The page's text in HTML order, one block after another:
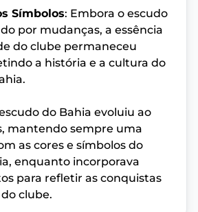
Símbolos: Embora o escudo
por mudanças, a essência
do clube permaneceu
a história e a cultura do
do Bahia evoluiu ao
mantendo sempre uma
as cores e símbolos do
enquanto incorporava
para refletir as conquistas
clube.